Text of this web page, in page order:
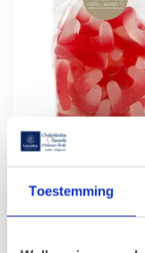
Toestemming
Succombez à ces
ludiques, idéales pour